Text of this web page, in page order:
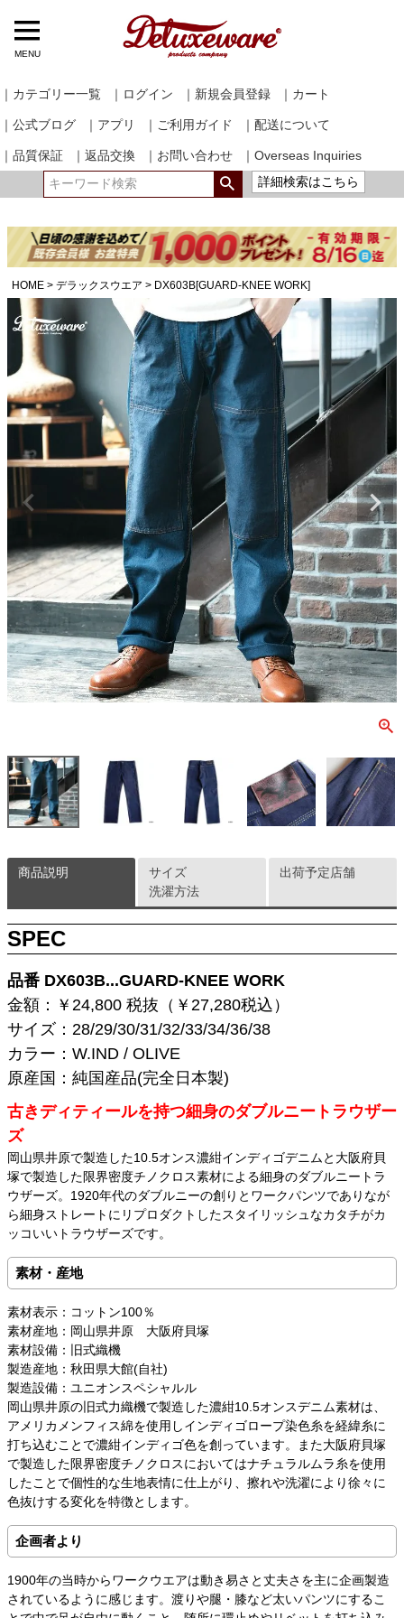
MENU
｜カテゴリー一覧 ｜ログイン ｜新規会員登録 ｜カート
｜公式ブログ ｜アプリ ｜ご利用ガイド ｜配送について
｜品質保証 ｜返品交換 ｜お問い合わせ
｜Overseas Inquiries
詳細検索はこちら
HOME デラックスウエア DX603B[GUARD-KNEE WORK]
商品説明
SPEC
品番 DX603B...GUARD-KNEE WORK
金額：￥24,800 税抜（￥27,280税込）
サイズ：28/29/30/31/32/33/34/36/38
カラー：W.IND / OLIVE
原産国：純国産品(完全日本製)
古きディティールを持つ細身のダブルニートラウザー
ズ
岡山県井原で製造した10.5オンス濃紺インディゴデニムと大阪府貝
塚で製造した限界密度チノクロス素材による細身のダブルニートラ
ウザーズ。1920年代のダブルニーの創りとワークパンツでありなが
ら細身ストレートにリプロダクトしたスタイリッシュなカタチがカ
ッコいいトラウザーズです。
素材・産地
素材表示：コットン100％
素材産地：岡山県井原 大阪府貝塚
素材設備：旧式織機
製造産地：秋田県大館(自社)
製造設備：ユニオンスペシャルル
岡山県井原の旧式力織機で製造した濃紺10.5オンスデニム素材は、
アメリカメンフィス綿を使用しインディゴロープ染色糸を経緯糸に
打ち込むことで濃紺インディゴ色を創っています。また大阪府貝塚
で製造した限界密度チノクロスにおいてはナチュラルムラ糸を使用
したことで個性的な生地表情に仕上がり、擦れや洗濯により徐々に
色抜けする変化を特徴とします。
企画者より
1900年の当時からワークウエアは動き易さと丈夫さを主に企画製造
されているように感じます。渡りや腿・膝など太いパンツにするこ
サイズ
洗濯方法
出荷予定店舗